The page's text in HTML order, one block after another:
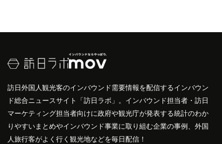
訪日外国人観光客のインバウンド需要情報を配信するインバウン
ド総合ニュースサイト「訪日ラボ」。インバウンド担当者・訪日
マーケティング担当者向けに政府や観光庁が発表する統計のわか
りやすいまとめやインバウンド事業に取り組む企業の事例、外国
人旅行客がよく行く観光地などを毎日配信！